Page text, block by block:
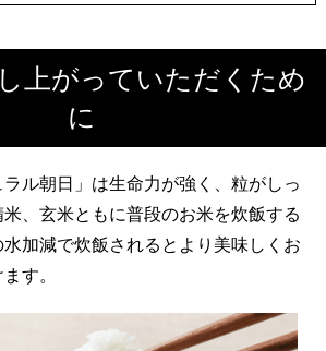
上がっていただくため
に
ル朝日」は生命力が強く、粒がしっ
、玄米ともに普段のお米を炊飯する
加減で炊飯されるとより美味しくお
す。